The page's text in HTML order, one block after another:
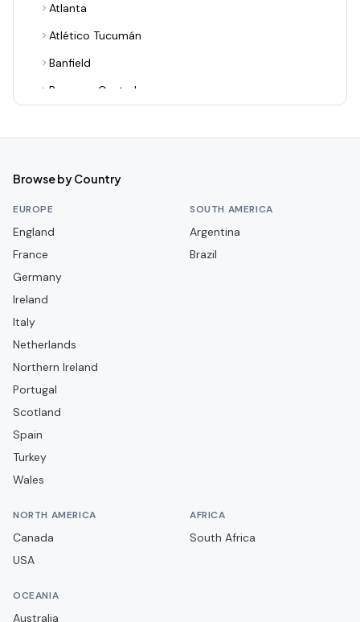
Atlanta
Atlético Tucumán
Banfield
Barracas Central
Central Córdoba
Colón
Defensores de Belgrano
Estudiantes de La Plata
Ferro Carril Oeste
Gimnasia y Esgrima La Plata
Browse by Country
EUROPE
England
France
Germany
Ireland
Italy
Netherlands
Northern Ireland
Portugal
Scotland
Spain
Turkey
Wales
SOUTH AMERICA
Argentina
Brazil
NORTH AMERICA
Canada
USA
AFRICA
South Africa
OCEANIA
Australia